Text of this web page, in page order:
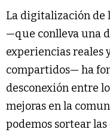
La digitalización de
—que conlleva una
experiencias reales
compartidos— ha
desconexión entre
mejoras en la
podemos sortear